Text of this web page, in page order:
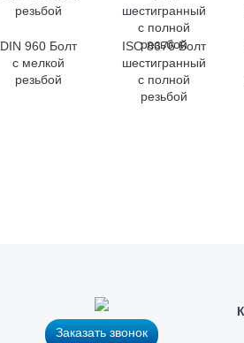
DIN 960 Болт
с мелкой
резьбой
ISO 8676 Болт
шестигранный
с полной
резьбой
Заказать звонок